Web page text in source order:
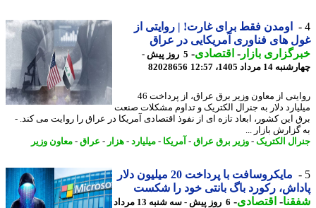
اومدن فقط برای غارت! | روایتی از
های فناوری آمریکایی در عراق
بازار- اقتصادی- 5 روز پیش -
مرداد 1405، 12:57
82028656
روایتی از معاون وزیر برق عراق، از پرداخت 46
دلار به جنرال الکتریک و تداوم مشکلات صنعت
این کشور، ابعاد تازه ای از نفوذ اقتصادی آمریکا در عراق را روایت می کند. -
بازار ...
الکتریک-وزیر برق عراق- آمریکا- میلیارد-هزار - عراق- معاون وزیر
مایکروسافت با پرداخت 20 میلیون دلار
رکورد باگ بانتی خود را شکست
-اقتصادی-
6 روز پیش - سه شنبه 13 مرداد